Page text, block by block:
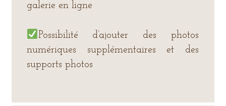
galerie en ligne
Possibilité d’ajouter des photos
numériques supplémentaires et des
supports photos